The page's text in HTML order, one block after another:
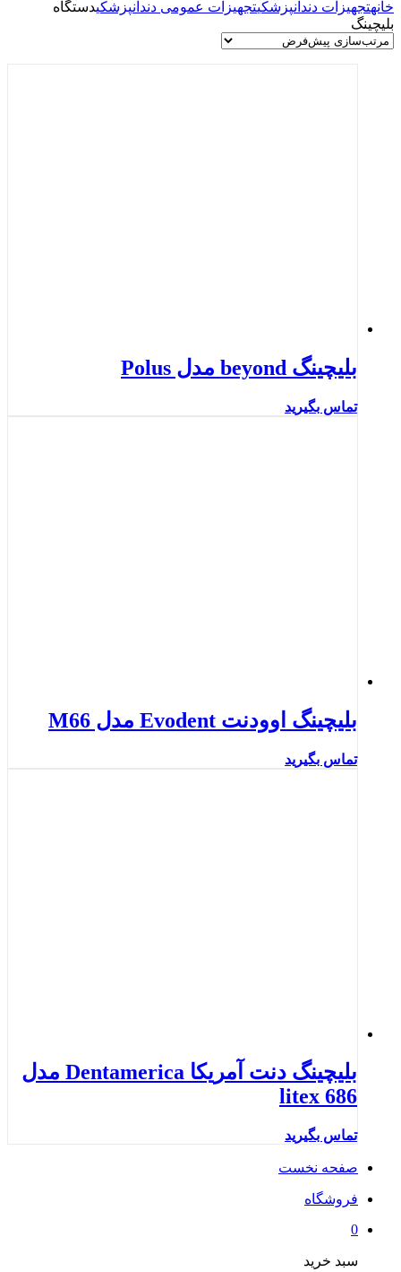
خانهتجهیزات دندانپزشکیتجهیزات عمومی دندانپزشکیدستگاه
بلیچینگ
بلیچینگ beyond مدل Polus
تماس بگیرید
بلیچینگ اوودنت Evodent مدل M66
تماس بگیرید
بلیچینگ دنت آمریکا Dentamerica مدل
litex 686
تماس بگیرید
صفحه نخست
فروشگاه
0
سبد خرید